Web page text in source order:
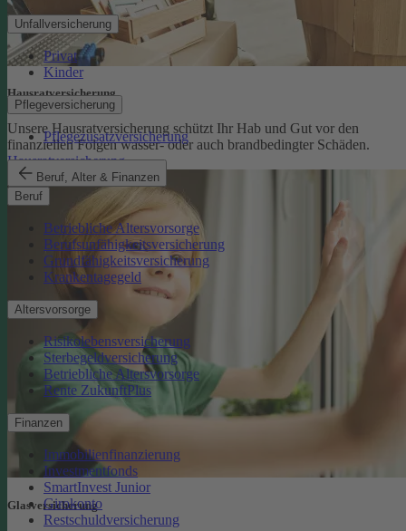
Unfallversicherung
Privat
Kinder
Pflegeversicherung
Pflegezusatzversicherung
Beruf, Alter & Finanzen
Beruf
Betriebliche Altersvorsorge
Berufsunfähigkeitsversicherung
Grundfähigkeitsversicherung
Krankentagegeld
Altersvorsorge
Risikolebensversicherung
Sterbegeldversicherung
Betriebliche Altersvorsorge
Rente ZukunftPlus
Finanzen
Immobilienfinanzierung
Investmentfonds
SmartInvest Junior
Girokonto
Restschuldversicherung
Hausratversicherung
Unsere Hausratversicherung schützt Ihr Hab und Gut vor den
finanziellen Folgen wasser- oder auch brandbedingter Schäden.
Hausratversicherung
Glasversicherung